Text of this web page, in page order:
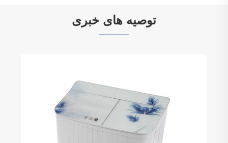
توصیه های خبری
ویژگی های مینی پشه کش با لامپ